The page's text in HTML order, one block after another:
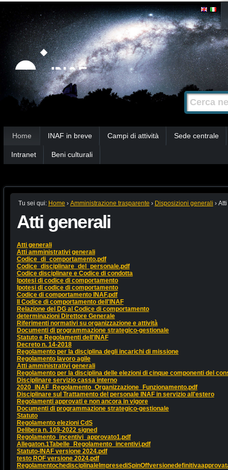
Strumenti
personali
Salta
contenuti.
|
Salta
alla
navigazione
Cerca nel
Ricerca
avanzata…
Home INAF in breve Campi di attività Sede centrale
Intranet Beni culturali
Tu sei qui: Home › Amministrazione trasparente › Disposizioni generali ›
Atti generali
Atti generali
Atti amministrativi generali
Codice_di_comportamento.pdf
Codice_disciplinare_del_personale.pdf
Codice disciplinare e Codice di condotta
Ipotesi di codice di comportamento
Ipotesi di codice di comportamento
Codice di comportamento INAF.pdf
Il Codice di comportamento dell'INAF
Relazione del DG al Codice di comportamento
determinazioni Direttore Generale
Riferimenti normativi su organizzazione e attività
Documenti di programmazione strategico-gestionale
Statuto e Regolamenti dell'INAF
Decreto n. 14-2018
Regolamento per la disciplina degli incarichi di missione
Regolamento lavoro agile
Atti amministrativi generali
Regolamento per la disciplina delle elezioni di cinque componenti del
Disciplinare servizio cassa interno
2020_INAF_Regolamento_Organizzazione_Funzionamento.pdf
Disciplinare sul Trattamento del personale INAF in servizio all'estero
Regolamenti approvati e non ancora in vigore
Documenti di programmazione strategico-gestionale
Statuto
Regolamento elezioni CdS
Delibera n. 109-2022 signed
Regolamento_incentivi_approvato1.pdf
Allegaton.1Tabelle_Regolamento_incentivi.pdf
Statuto-INAF versione 2024.pdf
testo ROF versione 2024.pdf